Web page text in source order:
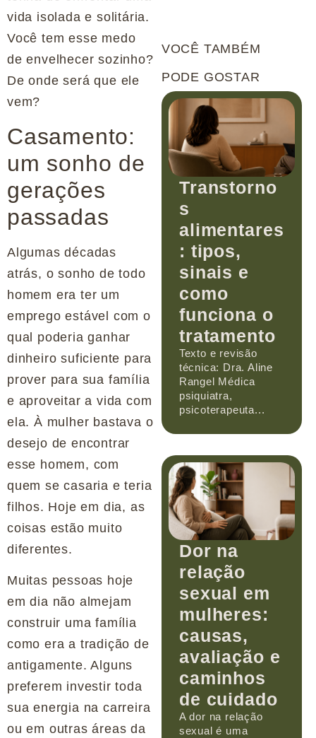
vida isolada e solitária.
Você tem esse medo
de envelhecer sozinho?
De onde será que ele
vem?
Casamento:
um sonho de
gerações
passadas
Algumas décadas
atrás, o sonho de todo
homem era ter um
emprego estável com o
qual poderia ganhar
dinheiro suficiente para
prover para sua família
e aproveitar a vida com
ela. À mulher bastava o
desejo de encontrar
esse homem, com
quem se casaria e teria
filhos. Hoje em dia, as
coisas estão muito
diferentes.
Muitas pessoas hoje
em dia não almejam
construir uma família
como era a tradição de
antigamente. Alguns
preferem investir toda
sua energia na carreira
ou em outras áreas da
VOCÊ TAMBÉM
PODE GOSTAR
Transtorno
s
alimentares
: tipos,
sinais e
como
funciona o
tratamento
Texto e revisão
técnica: Dra. Aline
Rangel Médica
psiquiatra,
psicoterapeuta...
Dor na
relação
sexual em
mulheres:
causas,
avaliação e
caminhos
de cuidado
A dor na relação
sexual é uma